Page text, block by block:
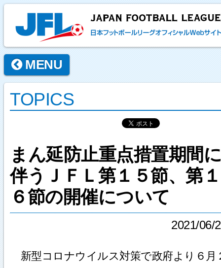
MENU
TOPICS
まん延防止重点措置期間に
伴うＪＦＬ第１５節、第１
６節の開催について
2021/06/
新型コロナウイルス対策で政府より６月